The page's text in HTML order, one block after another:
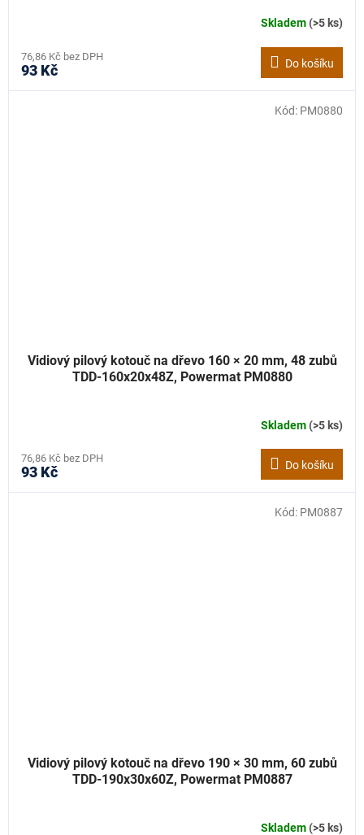
Skladem(>5 ks)
76,86 Kč bez DPH
93 Kč Do košíku
Vidiový pilový kotouč na dřevo 160 × 20 mm, 48 zubů
TDD-160x20x48Z, Powermat PM0880
Skladem(>5 ks)
76,86 Kč bez DPH
93 Kč Do košíku
Kód: PM0880
Vidiový pilový kotouč na dřevo 190 × 30 mm, 60 zubů
TDD-190x30x60Z, Powermat PM0887
Skladem(>5 ks)
Kód: PM0887